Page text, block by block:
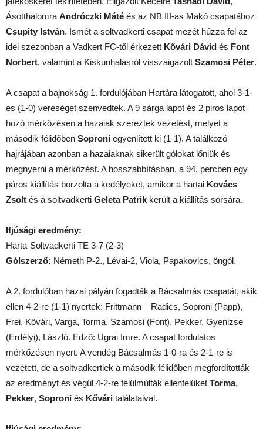
Ásotthalomra Andróczki Máté és az NB III-as Makó csapatához
Csupity István. Ismét a soltvadkerti csapat mezét húzza fel az
idei szezonban a Vadkert FC-től érkezett Kővári Dávid és Font
Norbert, valamint a Kiskunhalasról visszaigazolt Szamosi Péter.
A csapat a bajnokság 1. fordulójában Hartára látogatott, ahol 3-1-
es (1-0) vereséget szenvedtek. A 9 sárga lapot és 2 piros lapot
hozó mérkőzésen a hazaiak szereztek vezetést, melyet a
második félidőben Soproni egyenlített ki (1-1). A találkozó
hajrájában azonban a hazaiaknak sikerült gólokat lőniük és
megnyerni a mérkőzést. A hosszabbításban, a 94. percben egy
páros kiállítás borzolta a kedélyeket, amikor a hartai Kovács
Zsolt és a soltvadkerti Geleta Patrik került a kiállítás sorsára.
Ifjúsági eredmény:
Harta-Soltvadkerti TE 3-7 (2-3)
Gólszerző: Németh P-2., Lévai-2, Viola, Papakovics, öngól.
A 2. fordulóban hazai pályán fogadták a Bácsalmás csapatát, akik
ellen 4-2-re (1-1) nyertek: Frittmann – Radics, Soproni (Papp),
Frei, Kővári, Varga, Torma, Szamosi (Font), Pekker, Gyenizse
(Erdélyi), László. Edző: Ugrai Imre. A csapat fordulatos
mérkőzésen nyert. A vendég Bácsalmás 1-0-ra és 2-1-re is
vezetett, de a soltvadkertiek a második félidőben megfordították
az eredményt és végül 4-2-re felülmúlták ellenfelüket Torma,
Pekker, Soproni és Kővári találataival.